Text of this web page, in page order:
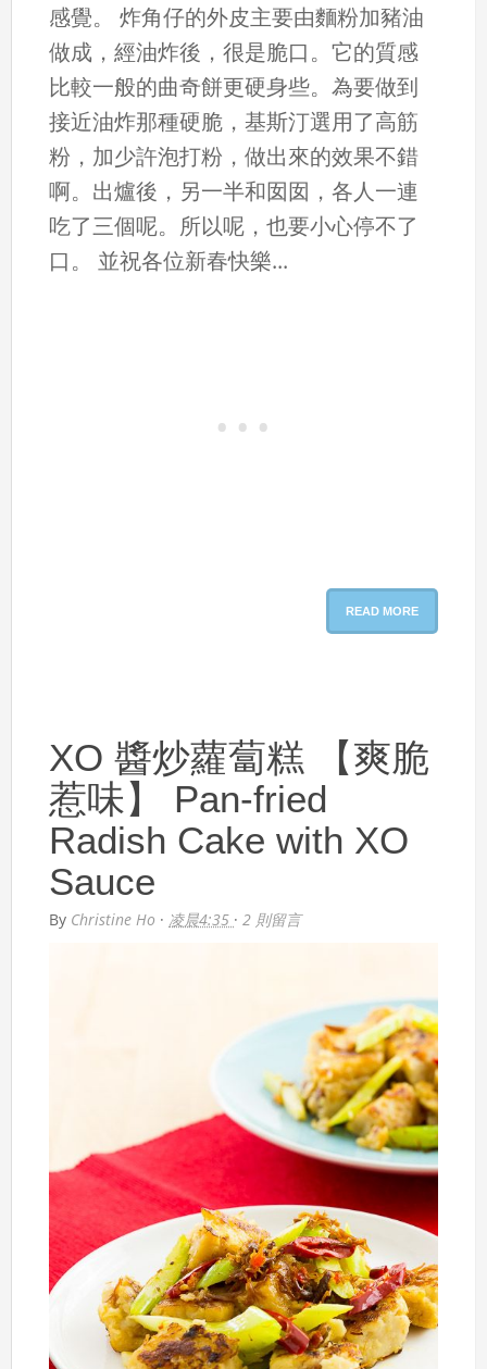
感覺。 炸角仔的外皮主要由麵粉加豬油
做成，經油炸後，很是脆口。它的質感
比較一般的曲奇餅更硬身些。為要做到
接近油炸那種硬脆，基斯汀選用了高筋
粉，加少許泡打粉，做出來的效果不錯
啊。出爐後，另一半和囡囡，各人一連
吃了三個呢。所以呢，也要小心停不了
口。 並祝各位新春快樂...
READ MORE
XO 醬炒蘿蔔糕 【爽脆
惹味】 Pan-fried
Radish Cake with XO
Sauce
By Christine Ho · 凌晨4:35 · 2 則留言